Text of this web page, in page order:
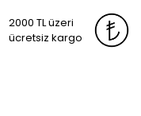
2000 TL üzeri
ücretsiz kargo